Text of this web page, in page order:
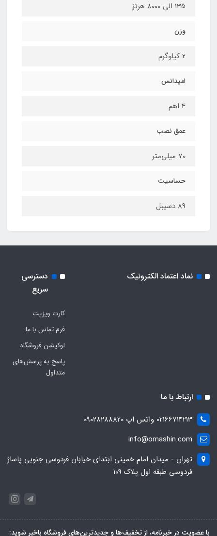
135 الی 8000 هرتز
وزن
2 کیلوگرم
امپدانس
4 اهم
عمق نصب
70 میلی‌متر
حساسیت
89 دسیبل
نماد اعتماد الکترونیک
دسترسی
سریع
کارت ویزیت
فرم تماس با ما
لوکیشن فروشگاه
پاسخ به پرسش‌های
متداول
ارتباط با ما
02166714213 واتس اپ 09028288820
info@omashin.com
تهران - میدان امام خمینی ابتدای خیابان فردوسی جنوبی پاساژ
فردوسی طبقه اول پلاک 109
با عضویت در خبرنامه، از تخفیف‌ها و جدیدترین‌های فروشگاه باخبر شوید: